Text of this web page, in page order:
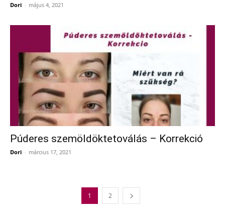
Dori - május 4, 2021
Púderes szemöldöktetoválás – Korrekció
Dori - március 17, 2021
1 2